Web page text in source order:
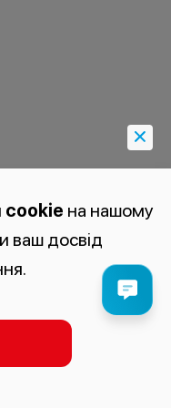
cookie на нашому
ваш досвід